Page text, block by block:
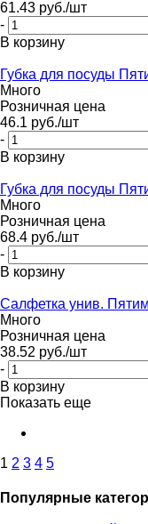
61.43 руб./шт
-
В корзину
Губка для посуды
Много
Розничная цена
46.1 руб./шт
-
В корзину
Губка для посуды
Много
Розничная цена
68.4 руб./шт
-
В корзину
Салфетка унив.
Много
Розничная цена
38.52 руб./шт
-
В корзину
Показать еще
1 2 3 4 5
Популярные